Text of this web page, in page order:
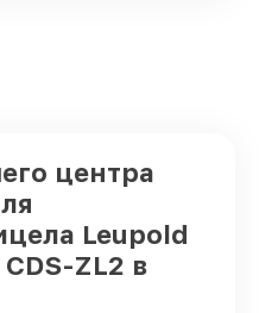
центра
Leupold
ZL2 в